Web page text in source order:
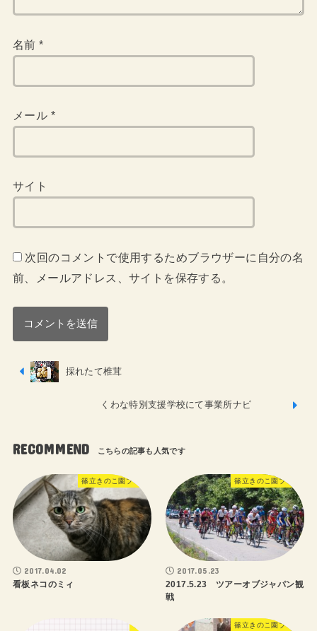
名前*
メール *
サイト
次回のコメントで使用するためブラウザーに自分の名
前、メールアドレス、サイトを保存する。
採れたて椎茸
くわな特別支援学校にて事業所ナビ
RECOMMEND
篠立きのこ園ブログ
2017.04.02
看板ネコのミィ
篠立きのこ園ブログ
2017.05.23
2017.5.23 ツアーオブジャパン観
戦
研修 篠立きのこ園ブログ